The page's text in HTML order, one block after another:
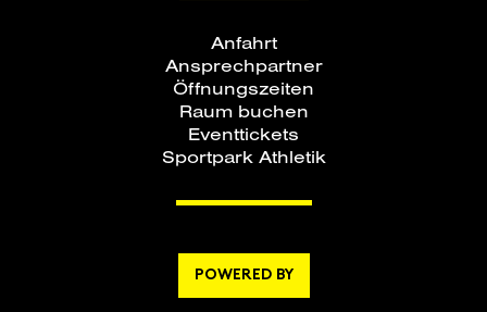
Anfahrt
Ansprechpartner
Öffnungszeiten
Raum buchen
Eventtickets
Sportpark Athletik
POWERED BY